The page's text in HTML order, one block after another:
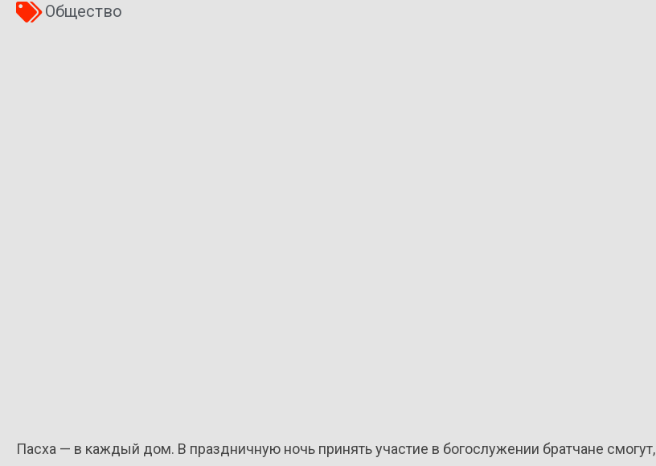
Общество
Пасха — в каждый дом. В праздничную ночь принять участие в богослужении братчане смогут,